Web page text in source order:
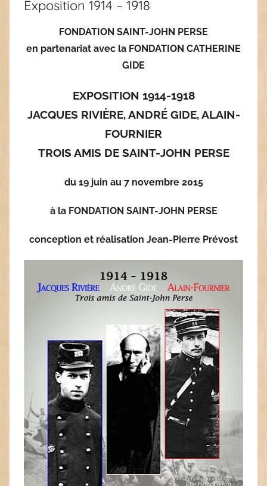
Exposition 1914 – 1918
FONDATION SAINT-JOHN PERSE
en partenariat avec la FONDATION CATHERINE
GIDE
EXPOSITION 1914-1918
JACQUES RIVIÈRE, ANDRÉ GIDE, ALAIN-
FOURNIER
TROIS AMIS DE SAINT-JOHN PERSE
du 19 juin au 7 novembre 2015
à la FONDATION SAINT-JOHN PERSE
conception et réalisation Jean-Pierre Prévost